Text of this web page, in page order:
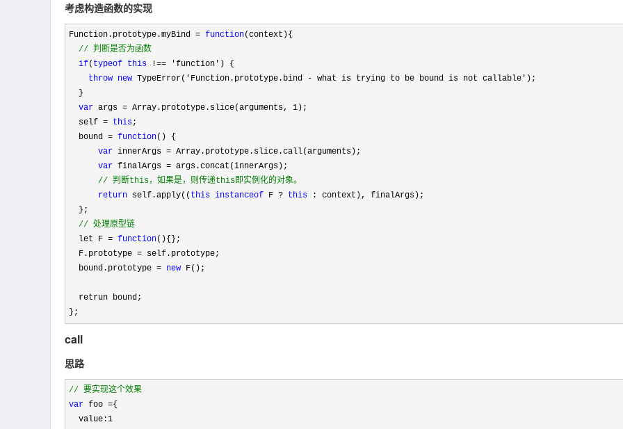
考虑构造函数的实现
Function.prototype.myBind = function(context){
// 判断是否为函数
if( typeof this !== 'function' ) {
throw new TypeError('Function.prototype.bind - what is trying to be bound is not callable' );
var args = Array.prototype.slice(arguments, 1 );
  self
= this;
  bound
= function() {
var innerArgs = Array.prototype.slice.call(arguments);
var finalArgs = args.concat(innerArgs);
// 判断this，如果是，则传递this即实例化的对象。
return self.apply(( this instanceof F ? this : context), finalArgs);
// 处理原型链
  let F =
function(){};
  F.prototype
= self.prototype;
  bound.prototype
= new F();
};
call
思路
// 要实现这个效果
var foo ={
  value:
1